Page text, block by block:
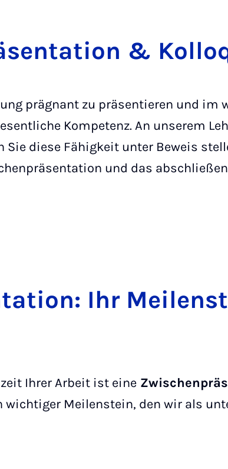
&
prägnant zu präsentieren und im
Kompetenz. An unserem
Sie diese Fähigkeit unter Beweis
und das
Ihr
Ihrer Arbeit ist eine
wichtiger Meilenstein, den wir als